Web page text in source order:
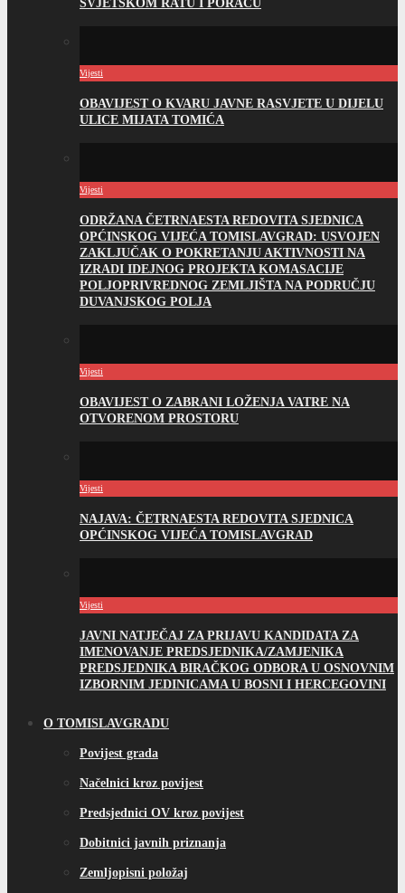
SVJETSKOM RATU I PORAĆU
Vijesti
OBAVIJEST O KVARU JAVNE RASVJETE U DIJELU
ULICE MIJATA TOMIĆA
Vijesti
ODRŽANA ČETRNAESTA REDOVITA SJEDNICA
OPĆINSKOG VIJEĆA TOMISLAVGRAD: USVOJEN
ZAKLJUČAK O POKRETANJU AKTIVNOSTI NA
IZRADI IDEJNOG PROJEKTA KOMASACIJE
POLJOPRIVREDNOG ZEMLJIŠTA NA PODRUČJU
DUVANJSKOG POLJA
Vijesti
OBAVIJEST O ZABRANI LOŽENJA VATRE NA
OTVORENOM PROSTORU
Vijesti
NAJAVA: ČETRNAESTA REDOVITA SJEDNICA
OPĆINSKOG VIJEĆA TOMISLAVGRAD
Vijesti
JAVNI NATJEČAJ ZA PRIJAVU KANDIDATA ZA
IMENOVANJE PREDSJEDNIKA/ZAMJENIKA
PREDSJEDNIKA BIRAČKOG ODBORA U OSNOVNIM
IZBORNIM JEDINICAMA U BOSNI I HERCEGOVINI
O TOMISLAVGRADU
Povijest grada
Načelnici kroz povijest
Predsjednici OV kroz povijest
Dobitnici javnih priznanja
Zemljopisni položaj